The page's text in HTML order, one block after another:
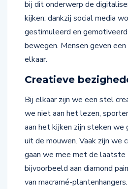
kijken: dankzij social media
gestimuleerd en gemotiveerd
bewegen. Mensen geven
elkaar.
we niet aan het lezen,
aan het kijken zijn steken we
uit de mouwen. Vaak zijn we
gaan we mee met de laatste
bijvoorbeeld aan diamond
van macramé-
aan het schilderen of aan het